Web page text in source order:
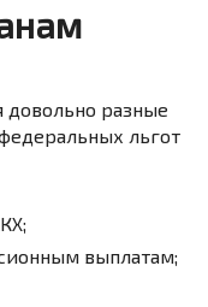
разные
льгот
выплатам;